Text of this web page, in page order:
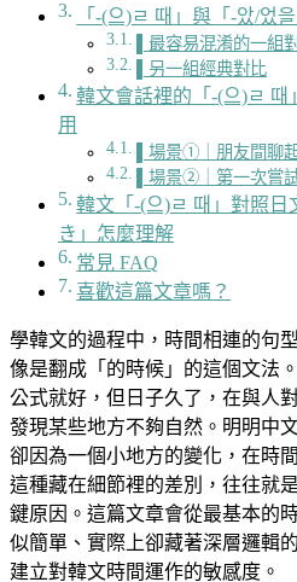
「-(으)ㄹ 때」與「-았/었
▌最容易混淆的一組
▌另一組經典對比
韓文會話裡的「-(으)ㄹ
用
▌場景①｜朋友間聊
▌場景②｜第一次嘗
韓文「-(으)ㄹ 때」對照
き」怎麼理解
常見 FAQ
喜歡這篇文章嗎？
學韓文的過程中，時間相連的句
像是翻成「的時候」的這個文法
公式就好，但日子久了，在與人
發現某些地方不夠自然。明明中
卻因為一個小地方的變化，在時
這種藏在細節裡的差別，往往就
鍵原因。這篇文章會從最基本的
似簡單、實際上卻藏著深層邏輯
建立對韓文時間運作的敏感度。